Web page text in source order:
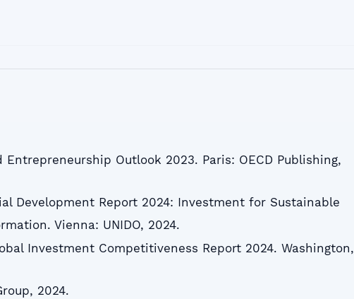
Entrepreneurship Outlook 2023. Paris: OECD Publishing,
Development Report 2024: Investment for Sustainable
Vienna: UNIDO, 2024.
Investment Competitiveness Report 2024. Washington,
2024.